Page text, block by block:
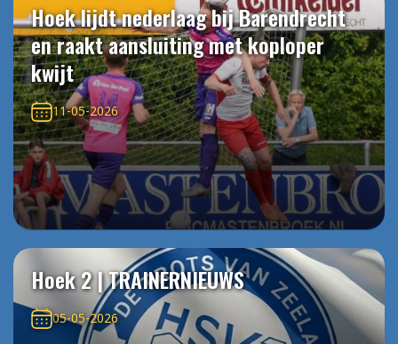
Hoek lijdt nederlaag bij Barendrecht
en raakt aansluiting met koploper
kwijt
11-05-2026
Hoek 2 | TRAINERNIEUWS
05-05-2026